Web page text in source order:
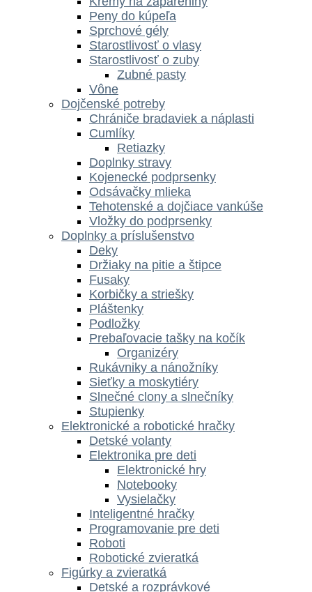
Peny do kúpeľa
Sprchové gély
Starostlivosť o vlasy
Starostlivosť o zuby
Zubné pasty
Vône
Dojčenské potreby
Chrániče bradaviek a náplasti
Cumlíky
Retiazky
Doplnky stravy
Kojenecké podprsenky
Odsávačky mlieka
Tehotenské a dojčiace vankúše
Vložky do podprsenky
Doplnky a príslušenstvo
Deky
Držiaky na pitie a štipce
Fusaky
Korbičky a striešky
Pláštenky
Podložky
Prebaľovacie tašky na kočík
Organizéry
Rukávniky a nánožníky
Sieťky a moskytiéry
Slnečné clony a slnečníky
Stupienky
Elektronické a robotické hračky
Detské volanty
Elektronika pre deti
Elektronické hry
Notebooky
Vysielačky
Inteligentné hračky
Programovanie pre deti
Roboti
Robotické zvieratká
Figúrky a zvieratká
Detské a rozprávkové